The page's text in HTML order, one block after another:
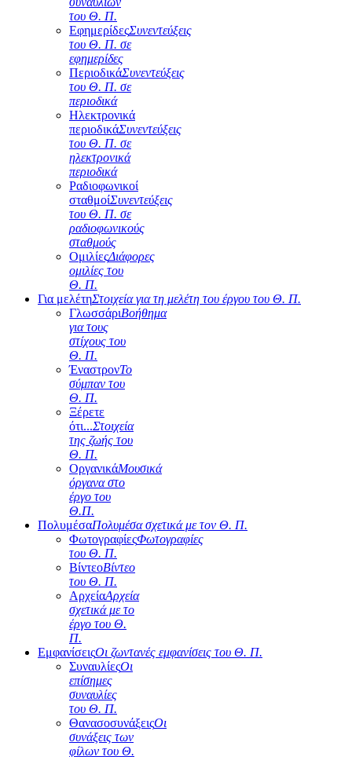
του Θ. Π.
ΕφημερίδεςΣυνεντεύξεις
του Θ. Π. σε
εφημερίδες
ΠεριοδικάΣυνεντεύξεις
του Θ. Π. σε
περιοδικά
Ηλεκτρονικά
περιοδικάΣυνεντεύξεις
του Θ. Π. σε
ηλεκτρονικά
περιοδικά
Ραδιοφωνικοί
σταθμοίΣυνεντεύξεις
του Θ. Π. σε
ραδιοφωνικούς
σταθμούς
ΟμιλίεςΔιάφορες
ομιλίες του
Θ. Π.
Για μελέτηΣτοιχεία για τη μελέτη του έργου του Θ. Π.
ΓλωσσάριΒοήθημα
για τους
στίχους του
Θ. Π.
ΈναστρονΤο
σύμπαν του
Θ. Π.
Ξέρετε
ότι...Στοιχεία
της ζωής του
Θ. Π.
ΟργανικάΜουσικά
όργανα στο
έργο του
Θ.Π.
ΠολυμέσαΠολυμέσα σχετικά με τον Θ. Π.
ΦωτογραφίεςΦωτογραφίες
του Θ. Π.
ΒίντεοΒίντεο
του Θ. Π.
ΑρχείαΑρχεία
σχετικά με το
έργο του Θ.
Π.
ΕμφανίσειςΟι ζωντανές εμφανίσεις του Θ. Π.
ΣυναυλίεςΟι
επίσημες
συναυλίες
του Θ. Π.
ΘανασοσυνάξειςΟι
συνάξεις των
φίλων του Θ.